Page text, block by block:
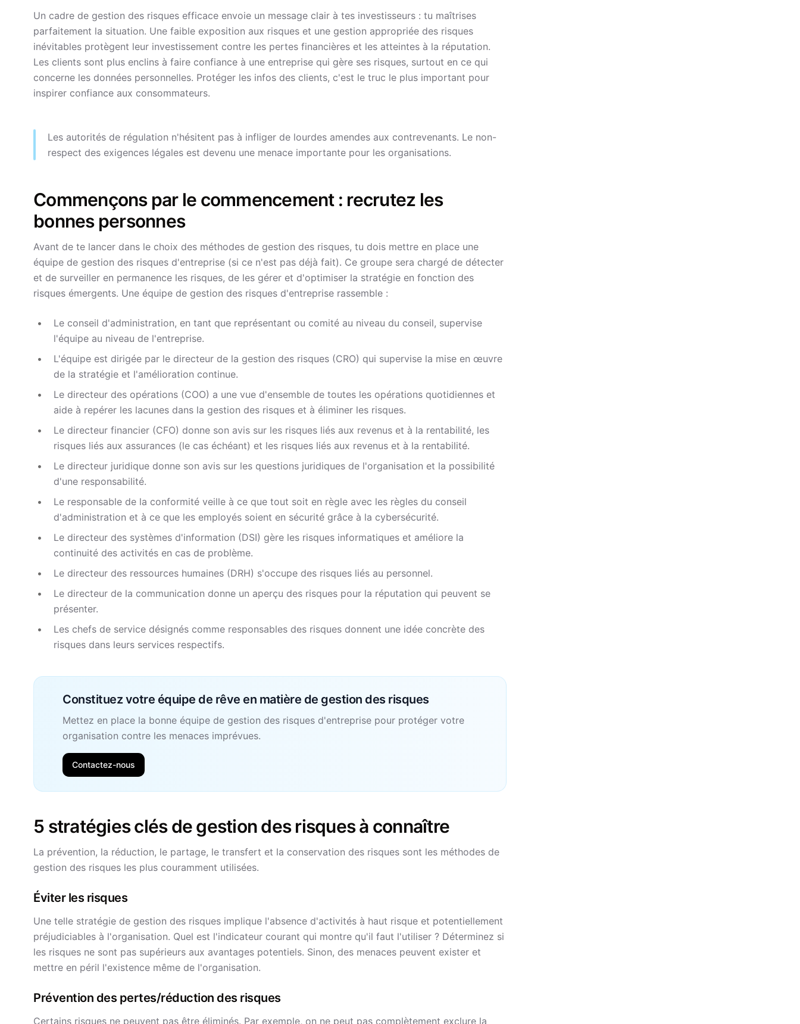
Un cadre de gestion des risques efficace envoie un message clair à tes investisseurs : tu maîtrises
parfaitement la situation. Une faible exposition aux risques et une gestion appropriée des risques
inévitables protègent leur investissement contre les pertes financières et les atteintes à la réputation.
Les clients sont plus enclins à faire confiance à une entreprise qui gère ses risques, surtout en ce qui
concerne les données personnelles. Protéger les infos des clients, c'est le truc le plus important pour
inspirer confiance aux consommateurs.
Les autorités de régulation n'hésitent pas à infliger de lourdes amendes aux contrevenants. Le non-
respect des exigences légales est devenu une menace importante pour les organisations.
Commençons par le commencement : recrutez les
bonnes personnes
Avant de te lancer dans le choix des méthodes de gestion des risques, tu dois mettre en place une
équipe de gestion des risques d'entreprise (si ce n'est pas déjà fait). Ce groupe sera chargé de détecter
et de surveiller en permanence les risques, de les gérer et d'optimiser la stratégie en fonction des
risques émergents. Une équipe de gestion des risques d'entreprise rassemble :
Le conseil d'administration, en tant que représentant ou comité au niveau du conseil, supervise
l'équipe au niveau de l'entreprise.
L'équipe est dirigée par le directeur de la gestion des risques (CRO) qui supervise la mise en œuvre
de la stratégie et l'amélioration continue.
Le directeur des opérations (COO) a une vue d'ensemble de toutes les opérations quotidiennes et
aide à repérer les lacunes dans la gestion des risques et à éliminer les risques.
Le directeur financier (CFO) donne son avis sur les risques liés aux revenus et à la rentabilité, les
risques liés aux assurances (le cas échéant) et les risques liés aux revenus et à la rentabilité.
Le directeur juridique donne son avis sur les questions juridiques de l'organisation et la possibilité
d'une responsabilité.
Le responsable de la conformité veille à ce que tout soit en règle avec les règles du conseil
d'administration et à ce que les employés soient en sécurité grâce à la cybersécurité.
Le directeur des systèmes d'information (DSI) gère les risques informatiques et améliore la
continuité des activités en cas de problème.
Le directeur des ressources humaines (DRH) s'occupe des risques liés au personnel.
Le directeur de la communication donne un aperçu des risques pour la réputation qui peuvent se
présenter.
Les chefs de service désignés comme responsables des risques donnent une idée concrète des
risques dans leurs services respectifs.
Constituez votre équipe de rêve en matière de gestion des risques
Mettez en place la bonne équipe de gestion des risques d'entreprise pour protéger votre
organisation contre les menaces imprévues.
Contactez-nous
5 stratégies clés de gestion des risques à connaître
La prévention, la réduction, le partage, le transfert et la conservation des risques sont les méthodes de
gestion des risques les plus couramment utilisées.
Éviter les risques
Une telle stratégie de gestion des risques implique l'absence d'activités à haut risque et potentiellement
préjudiciables à l'organisation. Quel est l'indicateur courant qui montre qu'il faut l'utiliser ? Déterminez si
les risques ne sont pas supérieurs aux avantages potentiels. Sinon, des menaces peuvent exister et
mettre en péril l'existence même de l'organisation.
Prévention des pertes/réduction des risques
Certains risques ne peuvent pas être éliminés. Par exemple, on ne peut pas complètement exclure la